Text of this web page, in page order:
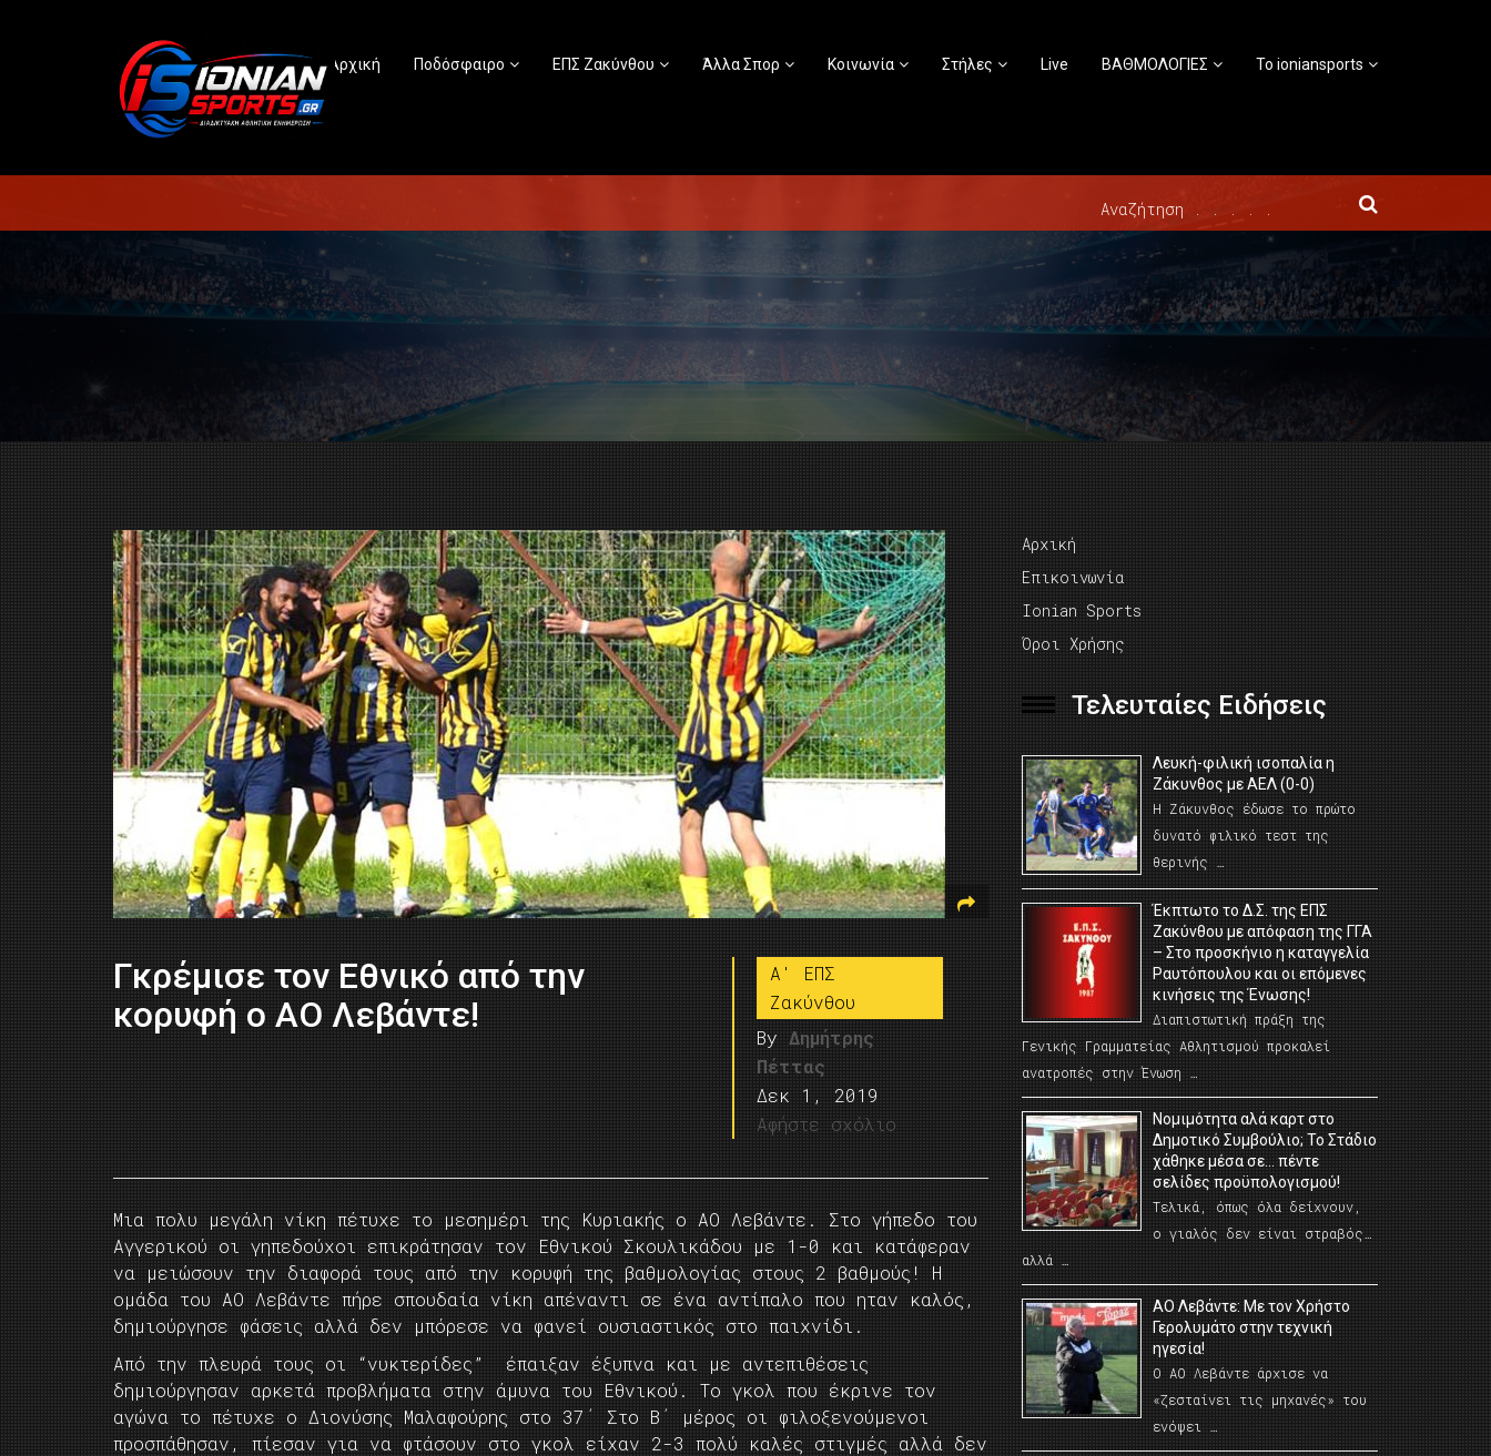
Αρχική Ποδόσφαιρο ΕΠΣ Ζακύνθου Άλλα Σπορ Κοινωνία Στήλες Live ΒΑΘΜΟΛΟΓΙΕΣ Το ioniansports
Γκρέμισε τον Εθνικό από την
κορυφή ο ΑΟ Λεβάντε!
A' ΕΠΣ
Ζακύνθου
By Δημήτρης
Πέττας
Δεκ 1, 2019
Αφήστε σχόλιο
Μια πολυ μεγάλη νίκη πέτυχε το μεσημέρι της Κυριακής ο ΑΟ Λεβάντε. Στο γήπεδο του
Αγγερικού οι γηπεδούχοι επικράτησαν τον Εθνικού Σκουλικάδου με 1-0 και κατάφεραν
να μειώσουν την διαφορά τους από την κορυφή της βαθμολογίας στους 2 βαθμούς! Η
ομάδα του ΑΟ Λεβάντε πήρε σπουδαία νίκη απέναντι σε ένα αντίπαλο που ηταν καλός,
δημιούργησε φάσεις αλλά δεν μπόρεσε να φανεί ουσιαστικός στο παιχνίδι.
Από την πλευρά τους οι “νυκτερίδες” έπαιξαν έξυπνα και με αντεπιθέσεις
δημιούργησαν αρκετά προβλήματα στην άμυνα του Εθνικού. Το γκολ που έκρινε τον
αγώνα το πέτυχε ο Διονύσης Μαλαφούρης στο 37΄ Στο Β΄ μέρος οι φιλοξενούμενοι
προσπάθησαν, πίεσαν για να φτάσουν στο γκολ είχαν 2-3 πολύ καλές στιγμές αλλά δεν
Αρχική
Επικοινωνία
Ionian Sports
Όροι Χρήσης
Τελευταίες Ειδήσεις
Λευκή-φιλική ισοπαλία η
Ζάκυνθος με ΑΕΛ (0-0)
Η Ζάκυνθος έδωσε το πρώτο
δυνατό φιλικό τεστ της
θερινής …
Έκπτωτο το Δ.Σ. της ΕΠΣ
Ζακύνθου με απόφαση της ΓΓΑ
– Στο προσκήνιο η καταγγελία
Ραυτόπουλου και οι επόμενες
κινήσεις της Ένωσης!
Διαπιστωτική πράξη της
Γενικής Γραμματείας Αθλητισμού προκαλεί
ανατροπές στην Ένωση …
Νομιμότητα αλά καρτ στο
Δημοτικό Συμβούλιο; Το Στάδιο
χάθηκε μέσα σε… πέντε
σελίδες προϋπολογισμού!
Τελικά, όπως όλα δείχνουν,
ο γιαλός δεν είναι στραβός…
αλλά …
ΑΟ Λεβάντε: Με τον Χρήστο
Γερολυμάτο στην τεχνική
ηγεσία!
Ο ΑΟ Λεβάντε άρχισε να
«ζεσταίνει τις μηχανές» του
ενόψει …